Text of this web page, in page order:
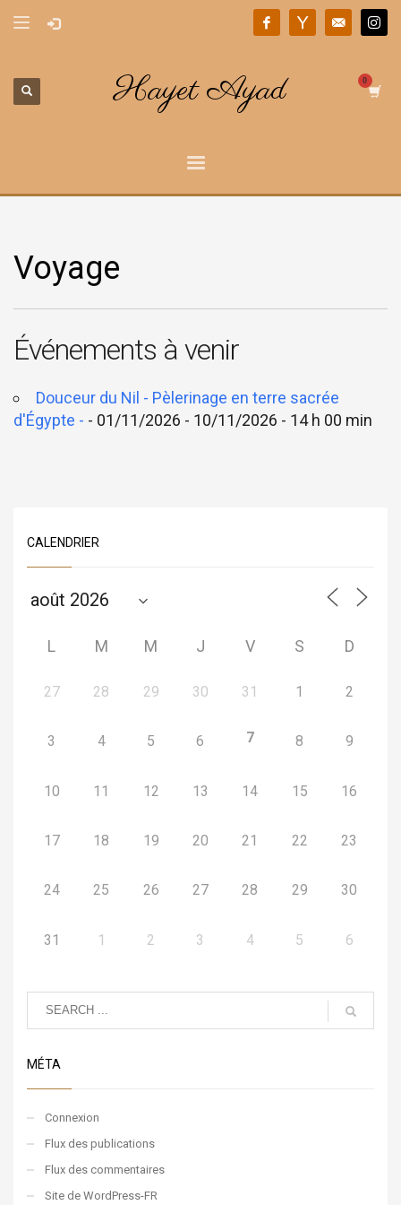
Hayet Ayad
Voyage
Événements à venir
Douceur du Nil - Pèlerinage en terre sacrée
d'Égypte - - 01/11/2026 - 10/11/2026 - 14 h 00 min
CALENDRIER
L M M J V S D
27 28 29 30 31 1 2
3 4 5 6 7 8 9
10 11 12 13 14 15 16
17 18 19 20 21 22 23
24 25 26 27 28 29 30
31 1 2 3 4 5 6
MÉTA
Connexion
Flux des publications
Flux des commentaires
Site de WordPress-FR